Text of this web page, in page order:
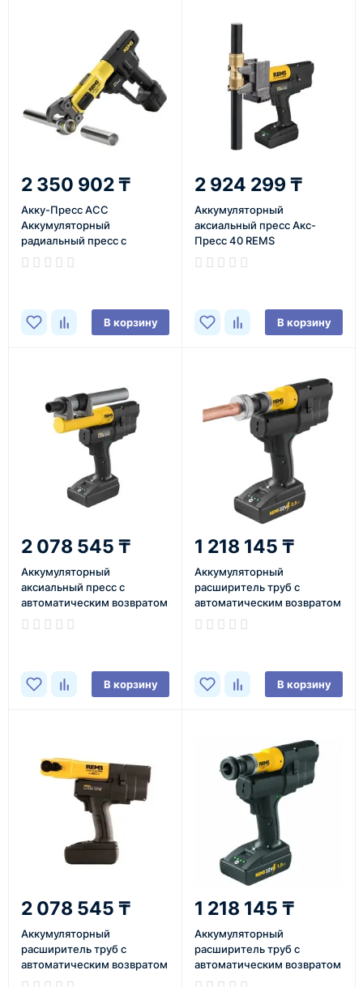
2 350 902 ₸
Акку-Пресс АСС
Аккумуляторный
радиальный пресс с
сигналом отключения
REMS
В корзину
2 924 299 ₸
Аккумуляторный
аксиальный пресс Акс-
Пресс 40 REMS
В корзину
2 078 545 ₸
Аккумуляторный
аксиальный пресс с
автоматическим возвратом
Акс-Пресс 25, Акс-Пресс 25
REMS
В корзину
1 218 145 ₸
Аккумуляторный
расширитель труб с
автоматическим возвратом
Акку-Экс-Пресс Cu ACC
REMS
В корзину
2 078 545 ₸
Аккумуляторный
расширитель труб с
автоматическим возвратом
Акку-Экс-Пресс Q&E ACC
1 218 145 ₸
Аккумуляторный
расширитель труб с
автоматическим возвратом
Акку-Экс-Пресс П ACC